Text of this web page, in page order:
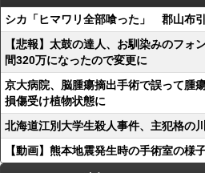
シカ「ヒマワリ全部喰った」 郡山布
【悲報】太鼓の達人、お馴染みのフォ
間320万になったので変更に
京大病院、脳腫瘍摘出手術で誤って
損傷受け植物状態に
北海道江別大学生殺人事件、主犯格の
【動画】熊本地震発生時の手術室の様